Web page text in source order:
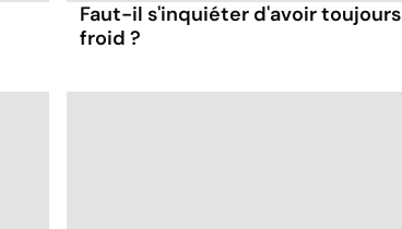
Faut-il s'inquiéter d'avoir toujours
froid ?